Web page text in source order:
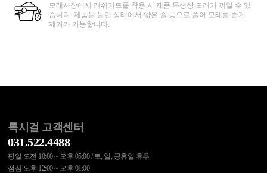
모래사장에서 래쉬가드를 착용 시 제품 특성상 모래가 끼일 수 있
습니다. 제품을 늘린 상태에서 얇은 솔 등으로 쓸어 모래를 쉽게
제거가 가능합니다.
록시걸 고객센터
031.522.4488
평일 오전 10:00 ~ 오후 05:00 / 토, 일, 공휴일 휴무
점심 오후 12:00 ~ 오후 01:00